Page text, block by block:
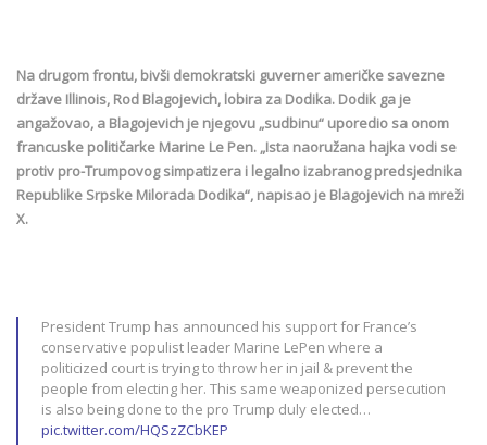
Na drugom frontu, bivši demokratski guverner američke savezne
države Illinois, Rod Blagojevich, lobira za Dodika. Dodik ga je
angažovao, a Blagojevich je njegovu „sudbinu“ uporedio sa onom
francuske političarke Marine Le Pen. „Ista naoružana hajka vodi se
protiv pro-Trumpovog simpatizera i legalno izabranog predsjednika
Republike Srpske Milorada Dodika“, napisao je Blagojevich na mreži
X.
President Trump has announced his support for France’s
conservative populist leader Marine LePen where a
politicized court is trying to throw her in jail & prevent the
people from electing her. This same weaponized persecution
is also being done to the pro Trump duly elected…
pic.twitter.com/HQSzZCbKEP